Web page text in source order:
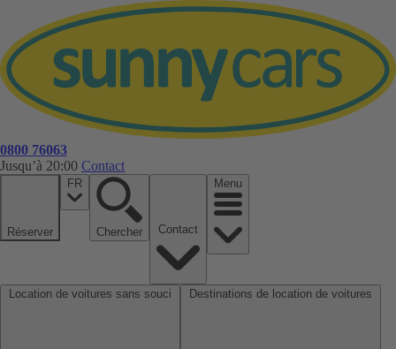
0800 76063
Jusqu’à 20:00 Contact
Réserver
FR
Chercher
Menu